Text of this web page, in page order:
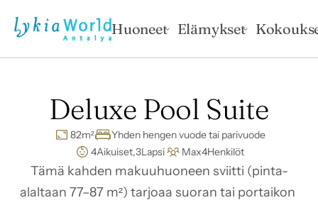
Huoneet Elämykset
Deluxe Pool Suite
82m²
Yhden hengen vuode tai parivuode
4Aikuiset,3Lapsi Max4Henkilöt
Tämä kahden makuuhuoneen sviitti (pinta-
alaltaan 77–87 m²) tarjoaa suoran tai portaikon